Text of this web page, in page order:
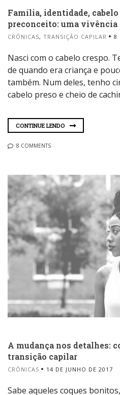
Família, identidade,
preconceito: uma vivência
CRÔNICAS, TRANSIÇÃO CAPILAR 8
Nasci com o cabelo crespo.
de quando era criança e
também. Num deles, tenho
cabelo preso e cheio de
CONTINUE LENDO
8 COMMENTS
A mudança nos detalhes:
transição capilar
CRÔNICAS 14 DE JUNHO DE 2017
Sabe aqueles coques